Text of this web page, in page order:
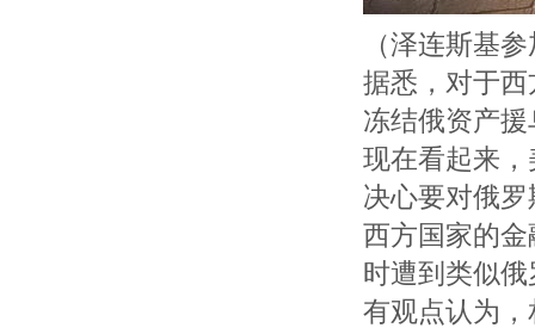
（泽连斯基
据悉，对于
冻结俄资产
现在看起来
决心要对俄
西方国家的
时遭到类似俄
有观点认为